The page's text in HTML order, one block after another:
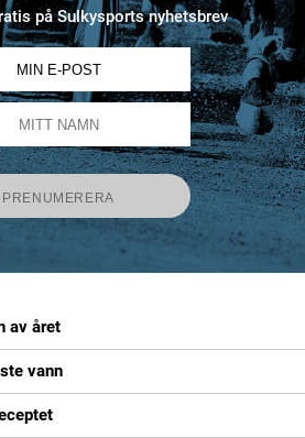
på Sulkysports nyhetsbrev
av året
vann